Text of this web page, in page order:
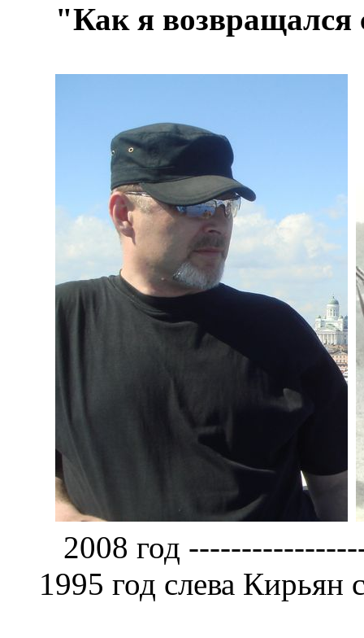
"Как я возвращался
2008 год
1995 год слева Кирьян